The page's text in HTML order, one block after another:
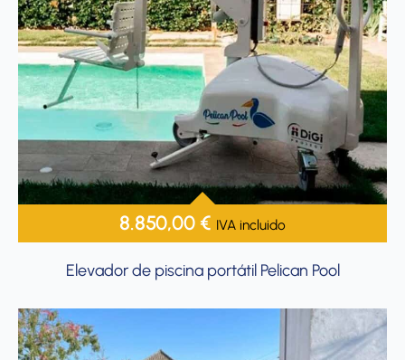
8.850,00€ IVA incluido
Elevador de piscina portátil Pelican Pool